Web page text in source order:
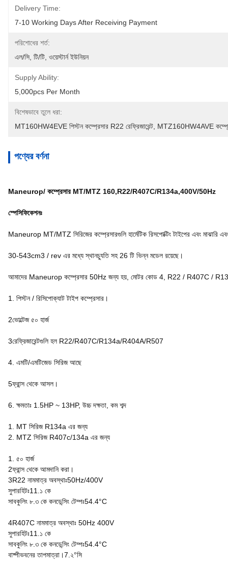
Delivery Time:
7-10 Working Days After Receiving Payment
পরিশোধের শর্ত:
এল/সি, টি/টি, ওয়েস্টার্ন ইউনিয়ন
Supply Ability:
5,000pcs Per Month
বিশেষভাবে তুলে ধরা:
MT160HW4EVE পিস্টন কম্প্রেসার R22 রেফ্রিজারেন্ট MTZ160HW4AVE
পণ্যের বর্ণনা
Maneurop/ কম্প্রেসার MT/MTZ 160,R22/R407C/R134a,400V/50Hz
স্পেসিফিকেশনঃ
Maneurop MT/MTZ সিরিজের কম্প্রেসারগুলি হার্মেটিক রিসপোক্টিং টাইপের এবং মাঝারি
30-543cm3 / rev এর মধ্যে স্থানচ্যুতি সহ 26 টি ভিন্ন মডেল রয়েছে।
আমাদের Maneurop কম্প্রেসার 50Hz জন্য হয়, মোটর কোড 4, R22 / R407C /
1. পিস্টন / রিসিপোক্যাট টাইপ কম্প্রেসার।
2ভোল্টেজ ৫০ হার্জ
3রেফ্রিজারেন্টগুলি হল R22/R407C/R134a/R404A/R507
4. এমটি/এমটিজেড সিরিজ আছে
5ফ্রান্স থেকে আসল।
6. ক্ষমতাঃ 1.5HP ~ 13HP, উচ্চ দক্ষতা, কম শব্দ
1. MT সিরিজ R134a এর জন্য
2. MTZ সিরিজ R407c/134a এর জন্য
1. ৫০ হার্জ
2ফ্রান্স থেকে আমদানি করা।
3R22 নামমাত্র অবস্থাঃ50Hz/400V
সুপারহিটঃ11.১ কে
সাবকুলিং ৮.৩ কে কনডেন্সিং টেম্পঃ54.4°C
4R407C নামমাত্র অবস্থাঃ 50Hz 400V
সুপারহিটঃ11.১ কে
সাবকুলিং ৮.৩ কে কনডেন্সিং টেম্পঃ54.4°C
বাষ্পীভবনের তাপমাত্রা।7.২°সি